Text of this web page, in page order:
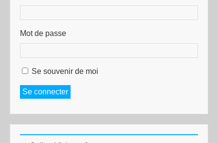
Mot de passe
Se souvenir de moi
Se connecter